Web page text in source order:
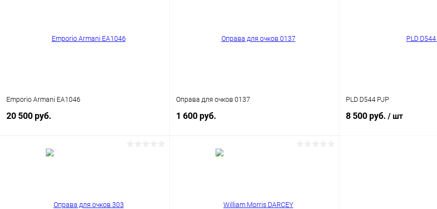
Emporio Armani EA1046
20 500 руб.
Оправа для очков 0137
1 600 руб.
PLD D544 PJP
8 500 руб. / шт